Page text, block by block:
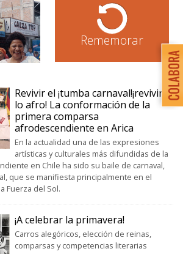
Rememorar
Revivir el ¡tumba carnaval!¡revivir
lo afro! La conformación de la
primera comparsa
afrodescendiente en Arica
En la actualidad una de las expresiones
artísticas y culturales más difundidas de la
en Chile ha sido su baile de carnaval,
que se manifiesta principalmente en el
Fuerza del Sol.
¡A celebrar la primavera!
Carros alegóricos, elección de reinas,
comparsas y competencias literarias